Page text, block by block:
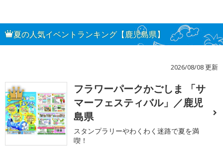
夏の人気イベントランキング【鹿児島県】
2026/08/08 更新
1
フラワーパークかごしま 「サ
マーフェスティバル」／鹿児
島県
スタンプラリーやわくわく迷路で夏を満
喫！